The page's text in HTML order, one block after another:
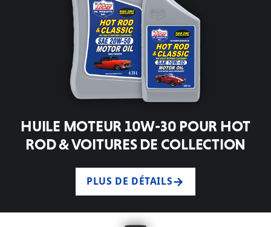
HUILE MOTEUR 10W-30 POUR HOT
ROD & VOITURES DE COLLECTION
PLUS DE DÉTAILS